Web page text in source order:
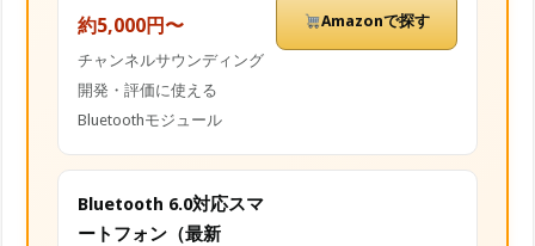
約5,000円〜
チャンネルサウンディング
開発・評価に使える
Bluetoothモジュール
Amazonで探す
Bluetooth 6.0対応スマ
ートフォン（最新